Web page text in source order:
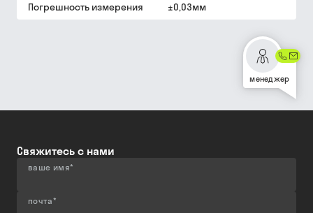
Погрешность измерения ±0,03мм
менеджер
Свяжитесь с нами
ваше имя*
почта*